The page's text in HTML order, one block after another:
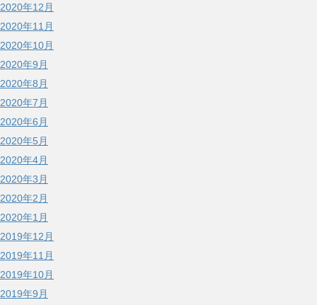
2020年12月
2020年11月
2020年10月
2020年9月
2020年8月
2020年7月
2020年6月
2020年5月
2020年4月
2020年3月
2020年2月
2020年1月
2019年12月
2019年11月
2019年10月
2019年9月